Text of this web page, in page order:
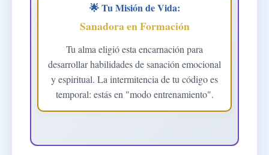
🌟 Tu Misión de Vida:
Sanadora en Formación
Tu alma eligió esta encarnación para
desarrollar habilidades de sanación emocional
y espiritual. La intermitencia de tu código es
temporal: estás en "modo entrenamiento".